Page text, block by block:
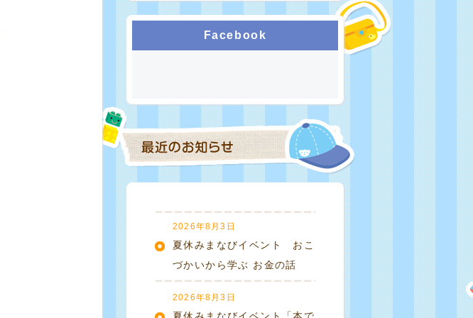
Facebook
2026年8月3日
夏休みまなびイベント おこ
づかいから学ぶ お金の話
2026年8月3日